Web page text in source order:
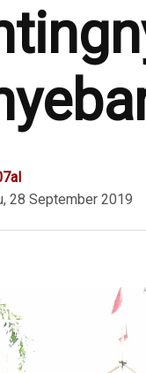
28 September 2019